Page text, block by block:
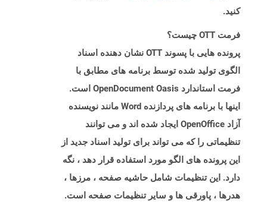
کنید.
فرمت OTT چیست؟
پرونده هایی با پسوند OTT نشان دهنده اسناد
الگوی تولید شده توسط برنامه های مطابق با
فرمت استاندارد OpenDocument Oasis است.
اینها با برنامه های پردازنده Word مانند نویسنده
آزاد OpenOffice ایجاد شده اند و می توانند
تنظیماتی را که می تواند برای تولید اسناد جدید از
این پرونده های الگو مورد استفاده قرار دهد ، نگه
دارد. این تنظیمات شامل حاشیه صفحه ، مرزها ،
هدرها ، پاورقی ها و سایر تنظیمات صفحه است.